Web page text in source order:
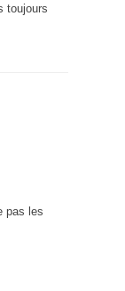
toujours
pas les